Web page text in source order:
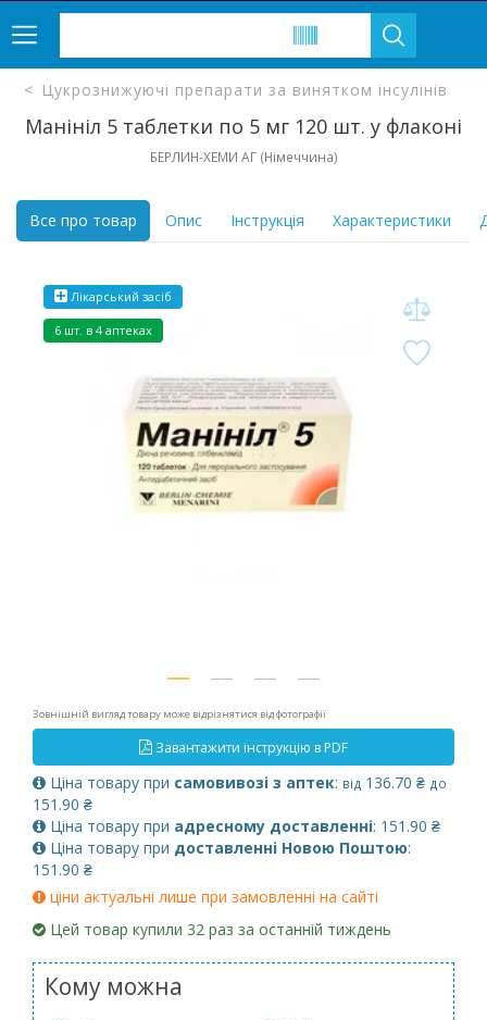
Цукрознижуючі препарати за винятком інсулінів
Манініл 5 таблетки по 5 мг 120 шт. у флаконі
БЕРЛИН-ХЕМИ АГ (Німеччина)
Все про товар Опис Інструкція Характеристики
Лікарський засіб
6 шт. в 4 аптеках
Зовнішній вигляд товару може відрізнятися від фотографії
Завантажити інструкцію в PDF
Ціна товару при самовивозі з аптек: від 136.70 ₴ до
151.90 ₴
Ціна товару при адресному доставленні: 151.90 ₴
Ціна товару при доставленні Новою Поштою:
151.90 ₴
ціни актуальні лише при замовленні на сайті
Цей товар купили 32 раз за останній тиждень
Кому можна